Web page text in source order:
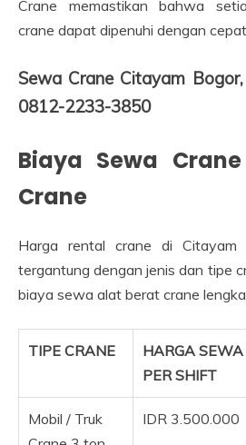
Crane memastikan bahwa
crane dapat dipenuhi dengan
Sewa Crane Citayam
0812-2233-3850
Biaya Sewa
Crane
Harga rental crane di Citayam
tergantung dengan jenis dan tipe
biaya sewa alat berat crane
TIPE CRANE
HARGA SEWA
PER SHIFT
Mobil / Truk
IDR 3.500.000